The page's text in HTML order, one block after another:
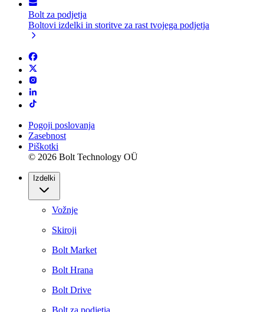
Bolt za podjetja
Boltovi izdelki in storitve za rast tvojega podjetja
Pogoji poslovanja
Zasebnost
Piškotki
© 2026 Bolt Technology OÜ
Izdelki
Vožnje
Skiroji
Bolt Market
Bolt Hrana
Bolt Drive
Bolt za podjetja